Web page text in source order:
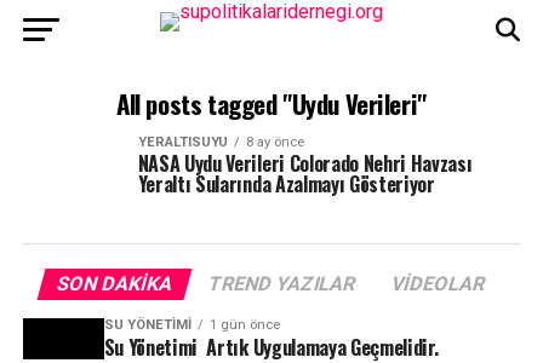
All posts tagged "Uydu Verileri"
YERALTISUYU 8 ay önce
NASA Uydu Verileri Colorado Nehri Havzası
Yeraltı Sularında Azalmayı Gösteriyor
SON DAKIKA TREND YAZILAR VIDEOLAR
SU YÖNETIMI 1 gün önce
Su Yönetimi Artık Uygulamaya Geçmelidir.